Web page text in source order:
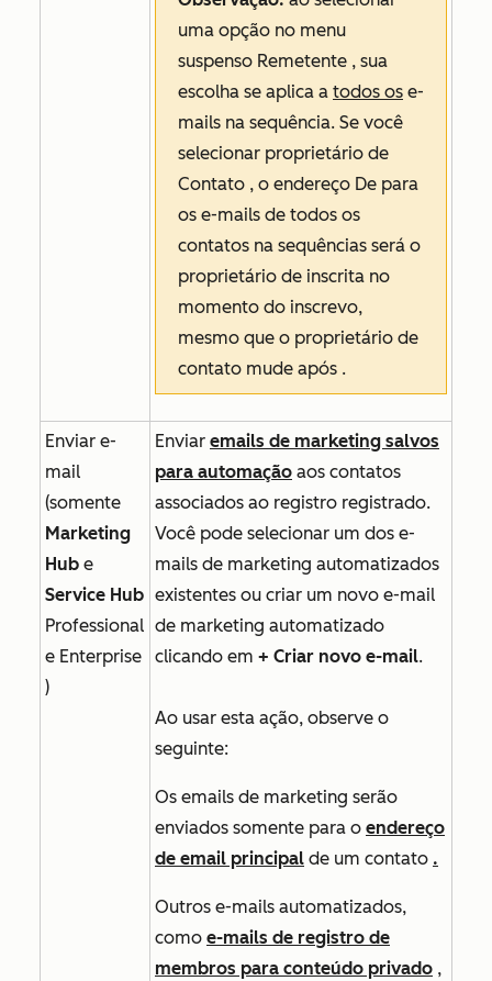
uma opção no menu
suspenso Remetente , sua
escolha se aplica a todos os e-
mails na sequência. Se você
selecionar proprietário de
Contato , o endereço De para
os e-mails de todos os
contatos na sequências será o
proprietário de inscrita no
momento do inscrevo,
mesmo que o proprietário de
contato mude após .
Enviar e-
mail
(somente
Marketing
Hub e
Service Hub
Professional
e Enterprise
)
Enviar emails de marketing salvos
para automação aos contatos
associados ao registro registrado.
Você pode selecionar um dos e-
mails de marketing automatizados
existentes ou criar um novo e-mail
de marketing automatizado
clicando em + Criar novo e-mail.
Ao usar esta ação, observe o
seguinte:
Os emails de marketing serão
enviados somente para o endereço
de email principal de um contato .
Outros e-mails automatizados,
como e-mails de registro de
membros para conteúdo privado ,